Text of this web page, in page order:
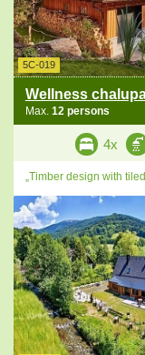
5C-019
Wellness
Max. 12 persons
4x
„Timber design with